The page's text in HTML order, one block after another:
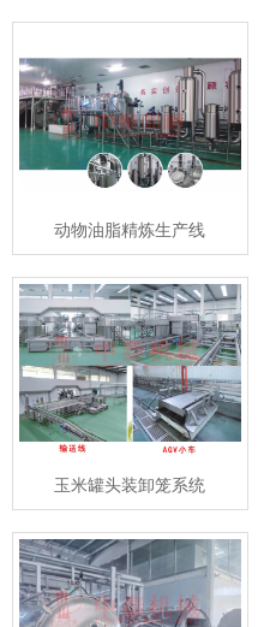
动物油脂精炼生产线
玉米罐头装卸笼系统